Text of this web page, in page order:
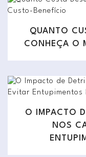
QUANTO
CONHEÇA O
O IMPACTO
NOS